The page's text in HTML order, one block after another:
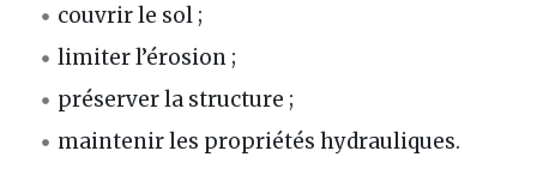
couvrir le sol ;
limiter l’érosion ;
préserver la structure ;
maintenir les propriétés hydrauliques.